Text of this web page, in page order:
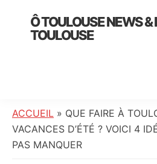
primary
Ô TOULOUSE NEWS &
TOULOUSE
:
info
locale,
ACCUEIL » QUE FAIRE À
VACANCES D’ÉTÉ ? VOICI 4
PAS MANQUER